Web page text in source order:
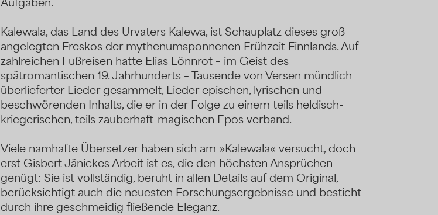
Kalewala, das Land des Urvaters Kalewa, ist Schauplatz dieses groß
angelegten Freskos der mythenumsponnenen Frühzeit Finnlands. Auf
zahlreichen Fußreisen hatte Elias Lönnrot – im Geist des
spätromantischen 19. Jahrhunderts – Tausende von Versen mündlich
überlieferter Lieder gesammelt, Lieder epischen, lyrischen und
beschwörenden Inhalts, die er in der Folge zu einem teils heldisch-
kriegerischen, teils zauberhaft-magischen Epos verband.
Viele namhafte Übersetzer haben sich am »Kalewala« versucht, doch
erst Gisbert Jänickes Arbeit ist es, die den höchsten Ansprüchen
genügt: Sie ist vollständig, beruht in allen Details auf dem Original,
berücksichtigt auch die neuesten Forschungsergebnisse und besticht
durch ihre geschmeidig fließende Eleganz.